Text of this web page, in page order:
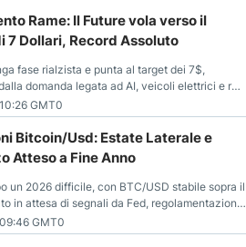
Rame: Il Future vola verso il
7 Dollari, Record Assoluto
fase rialzista e punta al target dei 7$,
domanda legata ad AI, veicoli elettrici e reti
produttivo dal 2028.
GMT0
Bitcoin/Usd: Estate Laterale e
Atteso a Fine Anno
un 2026 difficile, con BTC/USD stabile sopra il
in attesa di segnali da Fed, regolamentazione
GMT0